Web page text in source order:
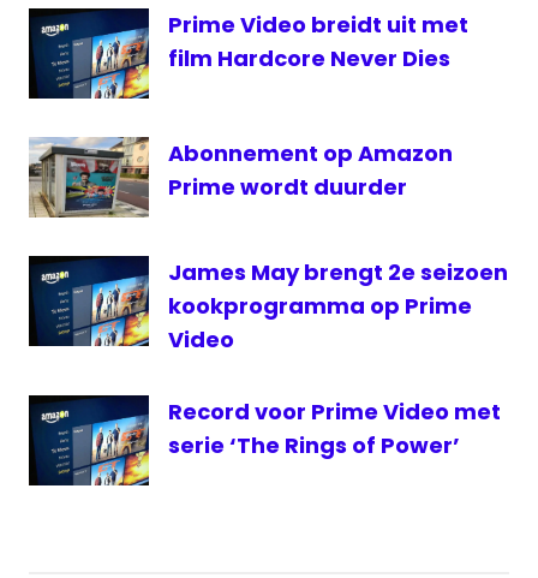
Video
Richard
Hammond
Grand
Tour
Top
Prime Video breidt uit met
film Hardcore Never Dies
Abonnement op Amazon
Prime wordt duurder
James May brengt 2e seizoen
kookprogramma op Prime
Video
Record voor Prime Video met
serie ‘The Rings of Power’